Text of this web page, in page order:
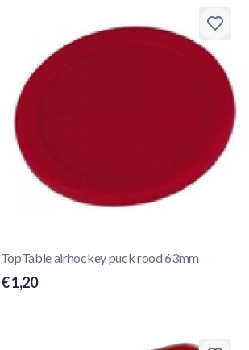
TopTable airhockey puck rood 63mm
€ 1,20